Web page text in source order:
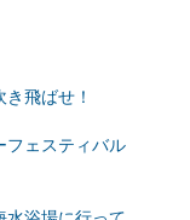
飛ばせ！
フェスティバル